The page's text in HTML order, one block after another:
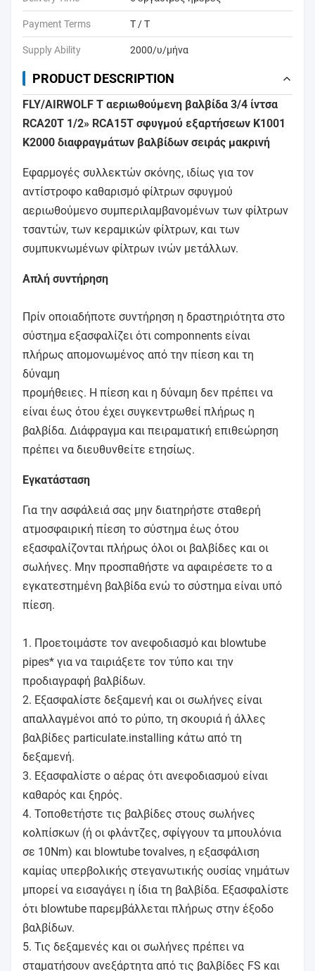
Payment Terms T / T
Supply Ability 2000/υ/μήνα
PRODUCT DESCRIPTION
FLY/AIRWOLF Τ αεριωθούμενη βαλβίδα 3/4 ίντσα
RCA20T 1/2» RCA15T σφυγμού εξαρτήσεων K1001
K2000 διαφραγμάτων βαλβίδων σειράς μακρινή
Εφαρμογές συλλεκτών σκόνης, ιδίως για τον
αντίστροφο καθαρισμό φίλτρων σφυγμού
αεριωθούμενο συμπεριλαμβανομένων των φίλτρων
τσαντών, των κεραμικών φίλτρων, και των
συμπυκνωμένων φίλτρων ινών μετάλλων.
Απλή συντήρηση
Πρίν οποιαδήποτε συντήρηση η δραστηριότητα στο
σύστημα εξασφαλίζει ότι componnents είναι
πλήρως απομονωμένος από την πίεση και τη
δύναμη
προμήθειες. Η πίεση και η δύναμη δεν πρέπει να
είναι έως ότου έχει συγκεντρωθεί πλήρως η
βαλβίδα. Διάφραγμα και πειραματική επιθεώρηση
πρέπει να διευθυνθείτε ετησίως.
Εγκατάσταση
Για την ασφάλειά σας μην διατηρήστε σταθερή
ατμοσφαιρική πίεση το σύστημα έως ότου
εξασφαλίζονται πλήρως όλοι οι βαλβίδες και οι
σωλήνες. Μην προσπαθήστε να αφαιρέσετε το α
εγκατεστημένη βαλβίδα ενώ το σύστημα είναι υπό
πίεση.
1. Προετοιμάστε τον ανεφοδιασμό και blowtube
pipes* για να ταιριάξετε τον τύπο και την
προδιαγραφή βαλβίδων.
2. Εξασφαλίστε δεξαμενή και οι σωλήνες είναι
απαλλαγμένοι από το ρύπο, τη σκουριά ή άλλες
βαλβίδες particulate.installing κάτω από τη
δεξαμενή.
3. Εξασφαλίστε ο αέρας ότι ανεφοδιασμού είναι
καθαρός και ξηρός.
4. Τοποθετήστε τις βαλβίδες στους σωλήνες
κολπίσκων (ή οι φλάντζες, σφίγγουν τα μπουλόνια
σε 10Nm) και blowtube tovalves, η εξασφάλιση
καμίας υπερβολικής στεγανωτικής ουσίας νημάτων
μπορεί να εισαγάγει η ίδια τη βαλβίδα. Εξασφαλίστε
ότι blowtube παρεμβάλλεται πλήρως στην έξοδο
βαλβίδων.
5. Τις δεξαμενές και οι σωλήνες πρέπει να
σταματήσουν ανεξάρτητα από τις βαλβίδες FS και